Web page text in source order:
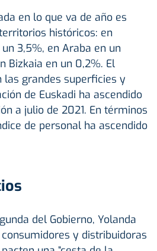
en lo que va de año es
históricos: en
3,5%, en Araba en un
Bizkaia en un 0,2%. El
las grandes superficies y
de Euskadi ha ascendido
a julio de 2021. En términos
de personal ha ascendido
del Gobierno, Yolanda
y distribuidoras